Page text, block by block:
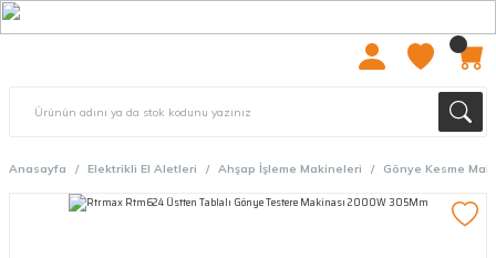
Anasayfa Elektrikli El Aletleri Ahşap İşleme Makineleri Gönye Kesme